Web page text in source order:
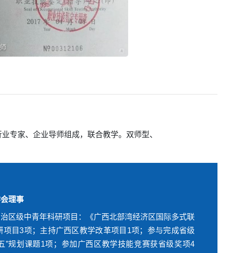
等级证书
专家、企业导师组成，联合教学。双师型、
理事
区级中青年科研项目：《广西北部湾经济区国际多式联
目3项；主持广西区教学改革项目1项；参与完成省级
”规划课题1项；参加广西区教学技能竞赛获省级奖项4
电子商务师、互联网营销师、互联网营销师考评员